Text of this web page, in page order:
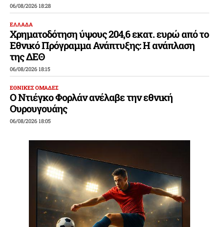
06/08/2026 18:28
ΕΛΛΑΔΑ
Χρηματοδότηση ύψους 204,6 εκατ. ευρώ από το
Εθνικό Πρόγραμμα Ανάπτυξης: Η ανάπλαση
της ΔΕΘ
06/08/2026 18:15
ΕΘΝΙΚΕΣ ΟΜΑΔΕΣ
Ο Ντιέγκο Φορλάν ανέλαβε την εθνική
Ουρουγουάης
06/08/2026 18:05